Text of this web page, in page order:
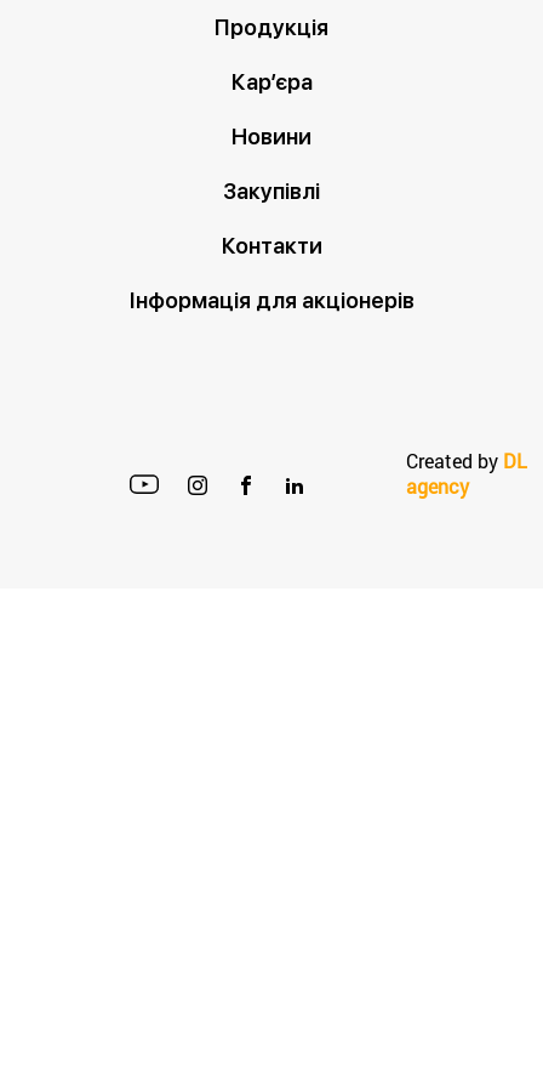
Created by DL
agency
Продукція
Кар’єра
Новини
Закупівлі
Контакти
Інформація для акціонерів